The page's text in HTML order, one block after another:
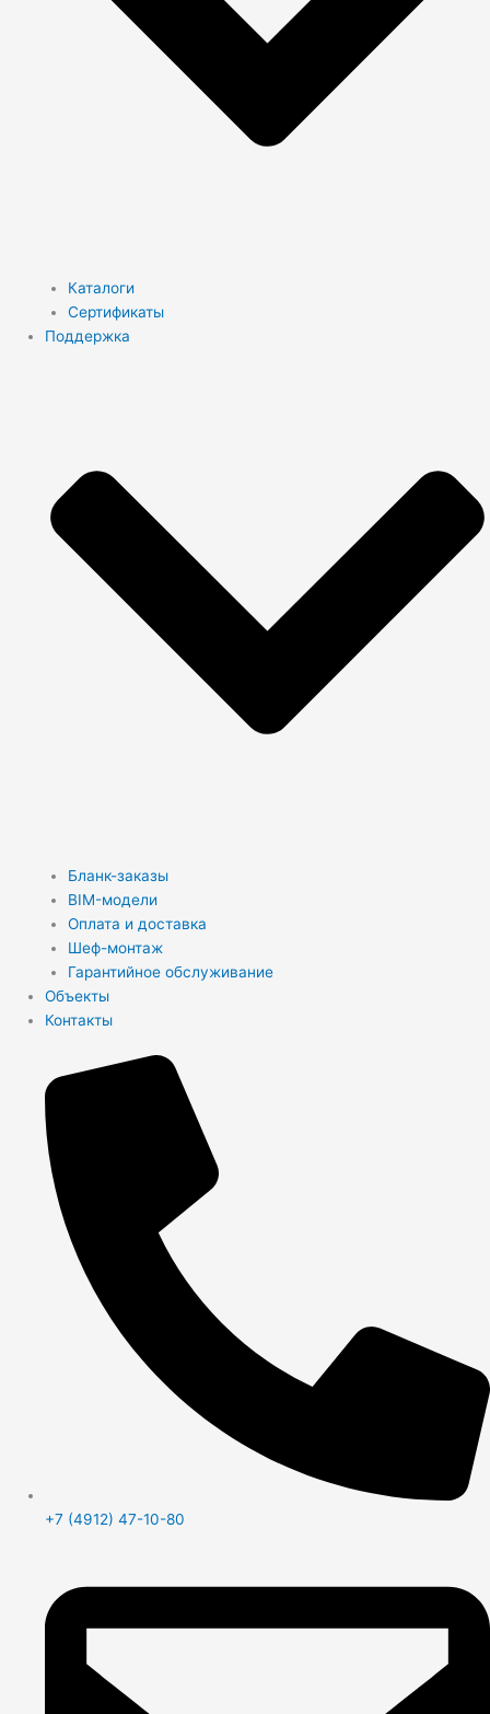
Каталоги
Сертификаты
Поддержка
Бланк-заказы
BIM-модели
Оплата и доставка
Шеф-монтаж
Гарантийное обслуживание
Объекты
Контакты
+7 (4912) 47-10-80